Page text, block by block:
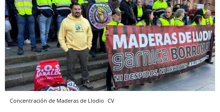
Concentración de Maderas de Llodio CV